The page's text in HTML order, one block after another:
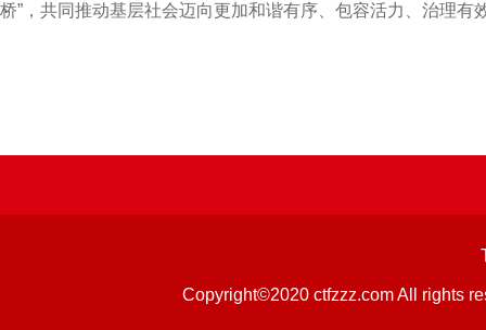
桥”，共同推动基层社会迈向更加和谐有序、包容活力、治理有
Copyright©2020 ctfzzz.com All rights